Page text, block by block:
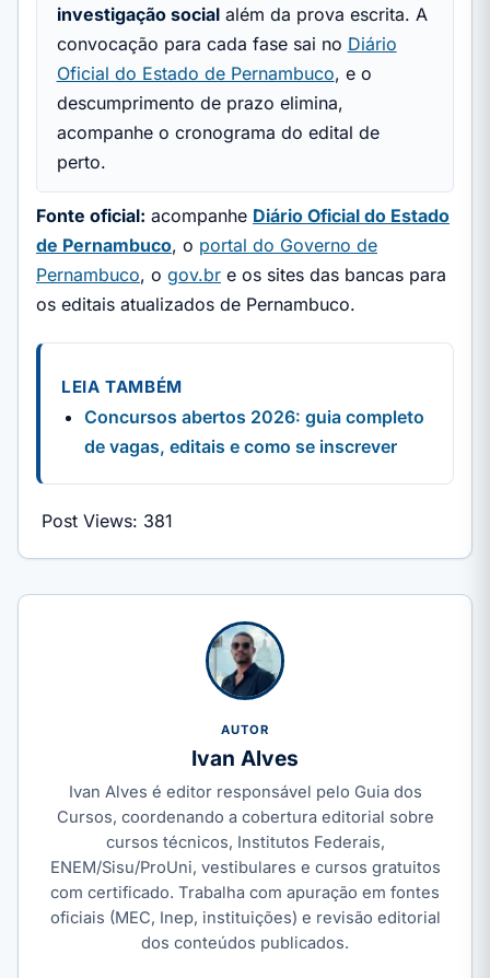
investigação socialalém da prova escrita. A
convocação para cada fase sai no Diário
Oficial do Estado de Pernambuco, e o
descumprimento de prazo elimina,
acompanhe o cronograma do edital de
perto.
Fonte oficial: acompanhe Diário Oficial do Estado
de Pernambuco, o portal do Governo de
Pernambuco, o gov.br e os sites das bancas para
os editais atualizados de Pernambuco.
LEIA TAMBÉM
Concursos abertos 2026: guia completo
de vagas, editais e como se inscrever
Post Views: 381
AUTOR
Ivan Alves
Ivan Alves é editor responsável pelo Guia dos
Cursos, coordenando a cobertura editorial sobre
cursos técnicos, Institutos Federais,
ENEM/Sisu/ProUni, vestibulares e cursos gratuitos
com certificado. Trabalha com apuração em fontes
oficiais (MEC, Inep, instituições) e revisão editorial
dos conteúdos publicados.